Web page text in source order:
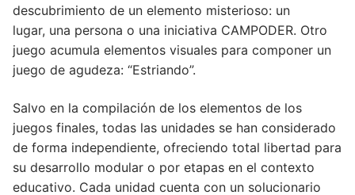
descubrimiento de un elemento misterioso: un
lugar, una persona o una iniciativa CAMPODER. Otro
juego acumula elementos visuales para componer un
juego de agudeza: “Estriando”.
Salvo en la compilación de los elementos de los
juegos finales, todas las unidades se han considerado
de forma independiente, ofreciendo total libertad para
su desarrollo modular o por etapas en el contexto
educativo. Cada unidad cuenta con un solucionario